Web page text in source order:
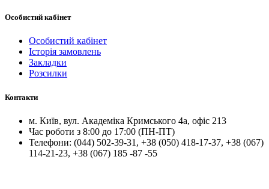
Особистий кабінет
Особистий кабінет
Історія замовлень
Закладки
Розсилки
Контакти
м. Київ, вул. Академіка Кримського 4а, офіс 213
Час роботи з 8:00 до 17:00 (ПН-ПТ)
Телефони: (044) 502-39-31 , +38 (050) 418-17-37, +38 (067)
114-21-23, +38 (067) 185 -87 -55